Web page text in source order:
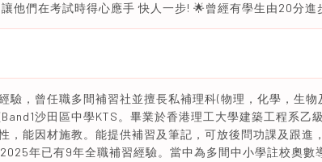
他們在考試時得心應手 快人一步! 🌟曾經有學生由20分進
驗，曾任職多間補習社並擅長私補理科(物理，化學，生
沙田區中學KTS。畢業於香港理工大學建築工程系乙
，能因材施教。能提供補習及筆記，可放後問功課及跟進
年已有9年全職補習經驗。當中為多間中小學註校奧數